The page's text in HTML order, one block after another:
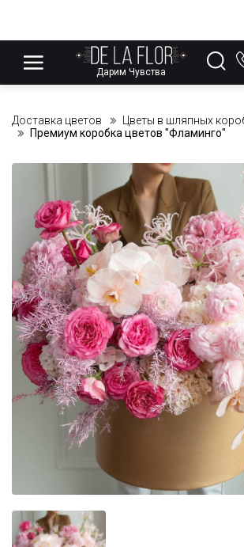
Дарим Чувства
Доставка цветов
Цветы в шляпных
Премиум коробка цветов "Фламинго"